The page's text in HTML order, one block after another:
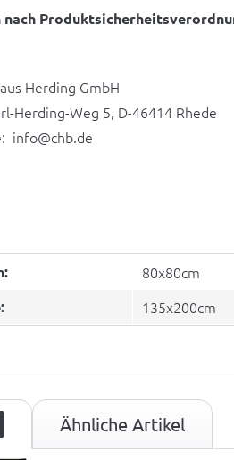
Herding GmbH
Weg 5, D-46414 Rhede
info@chb.de
80x80cm
135x200cm
Ähnliche Artikel